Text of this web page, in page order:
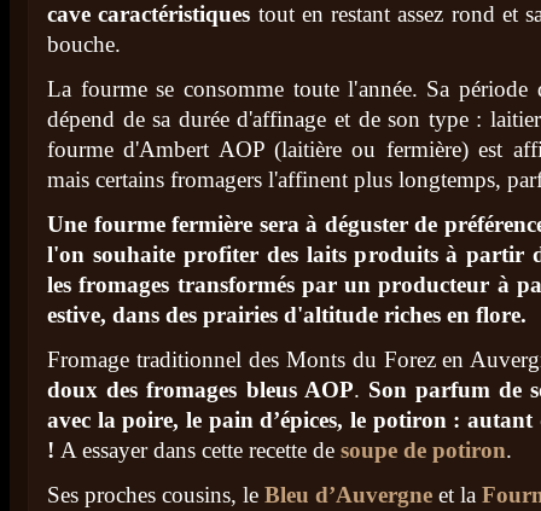
cave caractéristiques tout en restant assez rond et
bouche.
La fourme se consomme toute l'année. Sa période
dépend de sa durée d'affinage et de son type :
fourme d'Ambert AOP (laitière ou fermière) est
mais certains fromagers l'affinent plus longtemps,
Une fourme fermière sera à déguster de
l'on souhaite profiter des laits produits à partir
les fromages transformés par un producteur à
estive, dans des prairies d'altitude riches en flore.
Fromage traditionnel des Monts du Forez en
doux des fromages bleus AOP. Son parfum de
avec la poire, le pain d’épices, le potiron : autant
! A essayer dans cette recette de soupe de potiron.
Ses proches cousins, le Bleu d’Auvergne et la